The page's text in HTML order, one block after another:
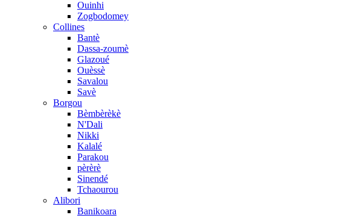
Ouinhi
Zogbodomey
Collines
Bantè
Dassa-zoumè
Glazoué
Ouèssè
Savalou
Savè
Borgou
Bèmbèrèkè
N'Dali
Nikki
Kalalé
Parakou
pèrèrè
Sinendé
Tchaourou
Alibori
Banikoara